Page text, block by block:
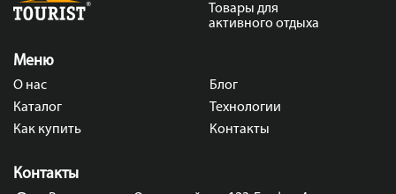
Товары для
активного отдыха
Меню
О нас
Каталог
Как купить
Блог
Технологии
Контакты
Контакты